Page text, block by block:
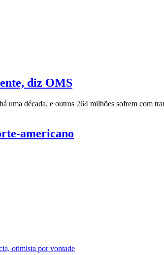
diz OMS
uma década, e outros 264 milhões sofrem com
americano
otimista por vontade